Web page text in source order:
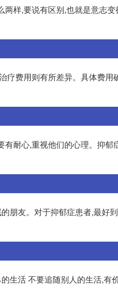
样,要说有区别,也就是意志
疗费用则有所差异。具体费
耐心,重视他们的心理。抑
朋友。对于抑郁症患者,最好
活 不要追随别人的生活,有